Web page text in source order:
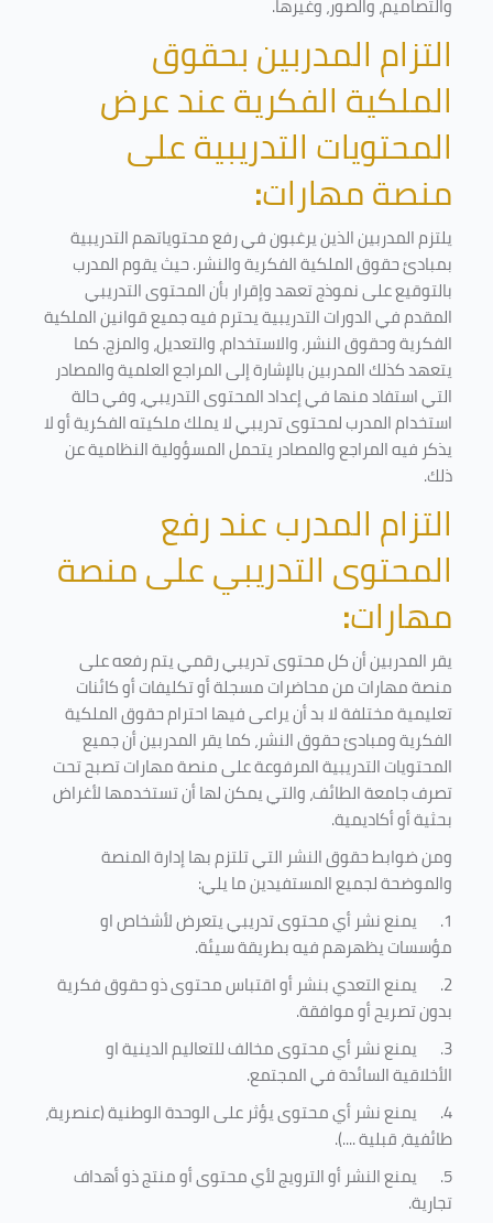
التزام المدربين بحقوق
الملكية الفكرية عند عرض
المحتويات التدريبية على
منصة مهارات:
يلتزم المدربين الذين يرغبون في رفع محتوياتهم التدريبية
بمبادئ حقوق الملكية الفكرية والنشر. حيث يقوم المدرب
بالتوقيع على نموذج تعهد وإقرار بأن المحتوى التدريبي
المقدم في الدورات التدريبية يحترم فيه جميع قوانين الملكية
الفكرية وحقوق النشر، والاستخدام، والتعديل، والمزج. كما
يتعهد كذلك المدربين بالإشارة إلى المراجع العلمية والمصادر
التي استفاد منها في إعداد المحتوى التدريبي، وفي حالة
استخدام المدرب لمحتوى تدريبي لا يملك ملكيته الفكرية أو لا
يذكر فيه المراجع والمصادر يتحمل المسؤولية النظامية عن
ذلك.
التزام المدرب عند رفع
المحتوى التدريبي على منصة
مهارات:
يقر المدربين أن كل محتوى تدريبي رقمي يتم رفعه على
منصة مهارات من محاضرات مسجلة أو تكليفات أو كائنات
تعليمية مختلفة لا بد أن يراعى فيها احترام حقوق الملكية
الفكرية ومبادئ حقوق النشر، كما يقر المدربين أن جميع
المحتويات التدريبية المرفوعة على منصة مهارات تصبح تحت
تصرف جامعة الطائف، والتي يمكن لها أن تستخدمها لأغراض
بحثية أو أكاديمية.
ومن ضوابط حقوق النشر التي تلتزم بها إدارة المنصة
والموضحة لجميع المستفيدين ما يلي:
1.
يمنع نشر أي محتوى تدريبي يتعرض لأشخاص او
مؤسسات يظهرهم فيه بطريقة سيئة.
2.
يمنع التعدي بنشر أو اقتباس محتوى ذو حقوق فكرية
بدون تصريح أو موافقة.
3.
يمنع نشر أي محتوى مخالف للتعاليم الدينية او
الأخلاقية السائدة في المجتمع.
4.
يمنع نشر أي محتوى يؤثر على الوحدة الوطنية (عنصرية،
طائفية، قبلية ....).
5.
يمنع النشر أو الترويج لأي محتوى أو منتج ذو أهداف
تجارية.